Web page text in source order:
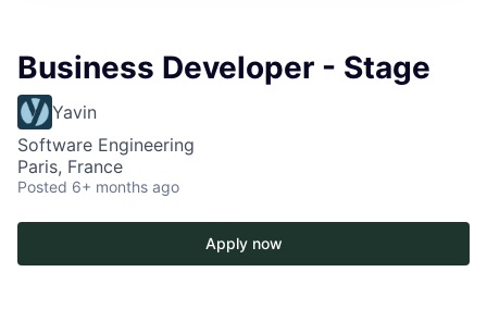
Business Developer - Stage
Yavin
Software Engineering
Paris, France
Posted 6+ months ago
Apply now